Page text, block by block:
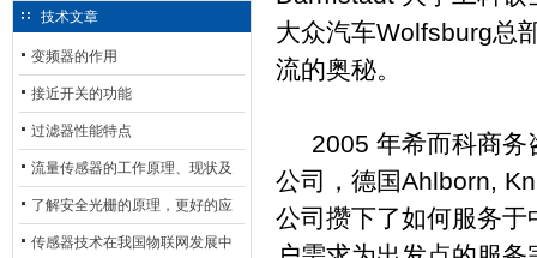
技术文章
变频器的作用
接近开关的功能
过滤器性能特点
流量传感器的工作原理、现状及
其发展前景
了解安全光栅的原理，更好的应
用安全光栅
传感器技术在我国物联网发展中
大众汽车Wolfsburg总
流的奥秘。
2005 年希而科商务
公司，德国Ahlborn,
公司攒下了如何服务